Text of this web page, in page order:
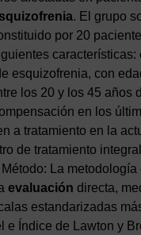
. El grupo
por 20
características:
esquizofrenia, con
los 20 y los 45 años
en los
a tratamiento en la
de tratamiento
La metodología
evaluación directa,
estandarizadas
e Índice de Lawton y